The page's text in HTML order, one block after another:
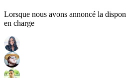
Lorsque nous avons annoncé la
en charge